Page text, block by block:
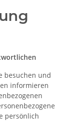
besuchen und
informieren
persönlich